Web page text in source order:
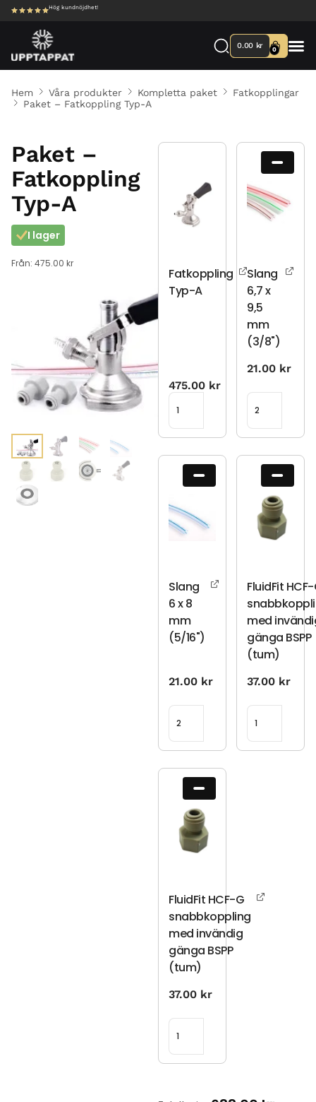
Hög kundnöjdhet!
0.00 kr 0
Hem Våra produkter Kompletta paket
Fatkopplingar
Paket – Fatkoppling Typ-A
Paket –
Fatkoppling
Typ-A
I lager
Från: 475.00 kr
Fatkoppling
Typ-A
475.00 kr
Slang
6,7 x
9,5
mm
(3/8")
21.00 kr
Slang
6 x 8
mm
(5/16")
21.00 kr
FluidFit
med
gänga BSPP
(tum)
37.00 kr
FluidFit HCF-G
snabbkoppling
med invändig
gänga BSPP
(tum)
37.00 kr